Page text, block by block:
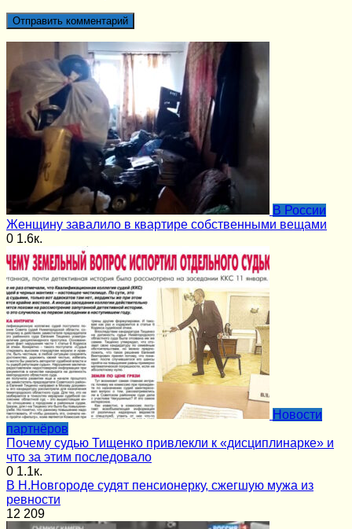
В России
Женщину завалило в квартире собственными вещами
0 1.6к.
Новости
партнёров
Почему судью Тищенко привлекли к «дисциплинарке» и
что за этим последовало
0 1.1к.
В Н.Новгороде судят пенсионерку, сжегшую мужа из
ревности
12 209